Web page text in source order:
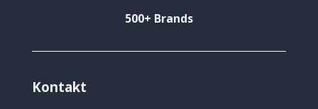
500+ Brands
Kontakt